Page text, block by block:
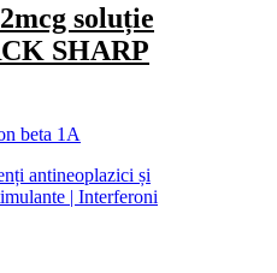
soluție
SHARP
beta 1A
antineoplazici și
| Interferoni